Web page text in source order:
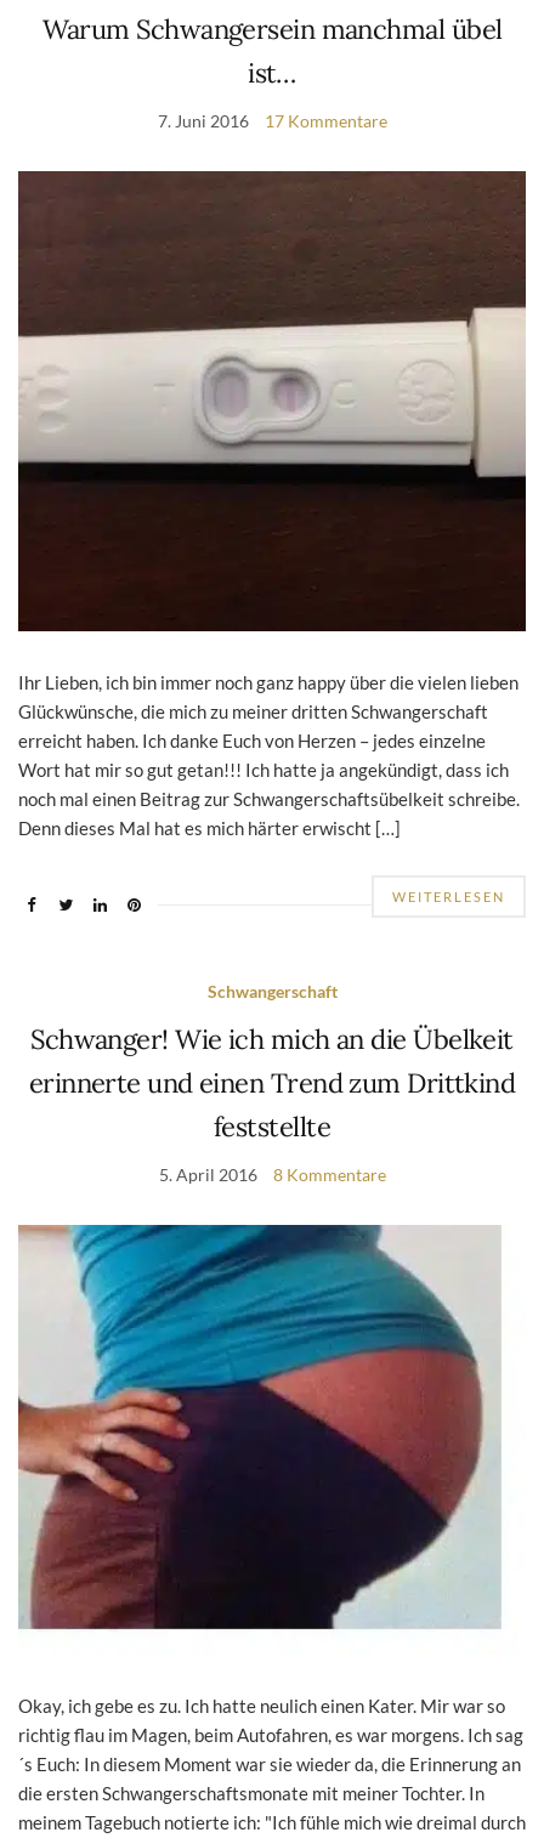
Warum Schwangersein manchmal übel
ist…
7. Juni 2016 17 Kommentare
Ihr Lieben, ich bin immer noch ganz happy über die vielen lieben
Glückwünsche, die mich zu meiner dritten Schwangerschaft
erreicht haben. Ich danke Euch von Herzen – jedes einzelne
Wort hat mir so gut getan!!! Ich hatte ja angekündigt, dass ich
noch mal einen Beitrag zur Schwangerschaftsübelkeit schreibe.
Denn dieses Mal hat es mich härter erwischt […]
WEITERLESEN
Schwangerschaft
Schwanger! Wie ich mich an die Übelkeit
erinnerte und einen Trend zum Drittkind
feststellte
5. April 2016 8 Kommentare
Okay, ich gebe es zu. Ich hatte neulich einen Kater. Mir war so
richtig flau im Magen, beim Autofahren, es war morgens. Ich sag
´s Euch: In diesem Moment war sie wieder da, die Erinnerung an
die ersten Schwangerschaftsmonate mit meiner Tochter. In
meinem Tagebuch notierte ich: "Ich fühle mich wie dreimal durch